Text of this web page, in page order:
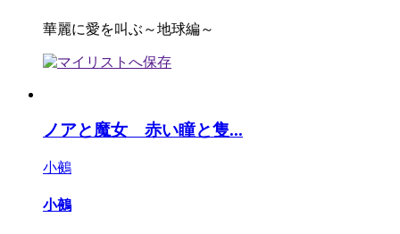
華麗に愛を叫ぶ～地球編～
ノアと魔女 赤い瞳と隻...
小鵺
小鵺